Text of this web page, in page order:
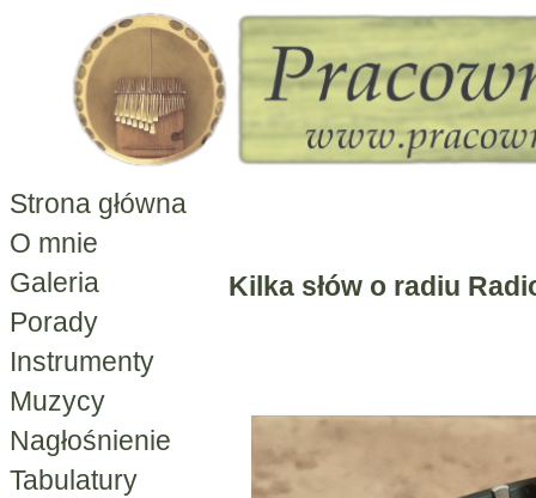
Strona główna
O mnie
Galeria
Porady
Instrumenty
Muzycy
Nagłośnienie
Tabulatury
Kilka słów o radiu